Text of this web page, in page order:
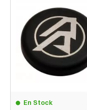
En Stock